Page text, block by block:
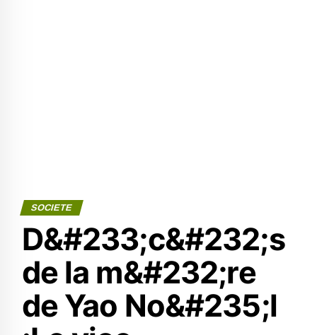
SOCIETE
D&#233;c&#232;s
de la m&#232;re
de Yao No&#235;l